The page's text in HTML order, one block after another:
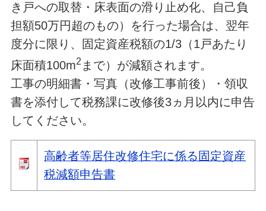
き戸への取替・床表面の滑り止め化、自己負
担額50万円超のもの）を行った場合は、翌年
度分に限り、固定資産税額の1/3（1戸あたり
床面積100m2 まで）が減額されます。
工事の明細書・写真（改修工事前後）・領収
書を添付して税務課に改修後3ヵ月以内に申告
してください。
高齢者等居住改修住宅に係る固定資産
税減額申告書